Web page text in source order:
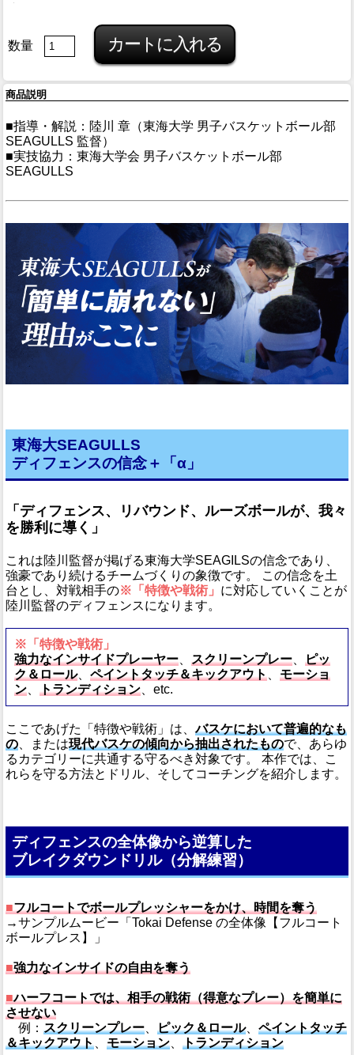
数量
商品説明
■指導・解説：陸川 章（東海大学 男子バスケットボール部
SEAGULLS 監督）
■実技協力：東海大学会 男子バスケットボール部
SEAGULLS
東海大SEAGULLS
ディフェンスの信念＋「α」
「ディフェンス、リバウンド、ルーズボールが、我々
を勝利に導く」
これは陸川監督が掲げる東海大学SEAGILSの信念であり、
強豪であり続けるチームづくりの象徴です。 この信念を土
台とし、対戦相手の※「特徴や戦術」 に対応していくことが
陸川監督のディフェンスになります。
※「特徴や戦術」
強力なインサイドプレーヤー、 スクリーンプレー、 ピッ
ク＆ロール、 ペイントタッチ＆キックアウト、 モーショ
ン、 トランディション、etc.
ここであげた「特徴や戦術」は、バスケにおいて普遍的なも
の 、または現代バスケの傾向から抽出されたもので、あらゆ
るカテゴリーに共通する守るべき対象です。 本作では、こ
れらを守る方法とドリル、そしてコーチングを紹介します。
ディフェンスの全体像から逆算した
ブレイクダウンドリル（分解練習）
■フルコートでボールプレッシャーをかけ、時間を奪う
→サンプルムービー「Tokai Defense の全体像【フルコート
ボールプレス】」
■強力なインサイドの自由を奪う
■ハーフコートでは、相手の戦術（得意なプレー）を簡単に
させない
例： スクリーンプレー ピック＆ロール、 ペイントタッチ
＆キックアウト
モーション トランディション